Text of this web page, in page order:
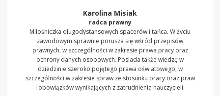
Karolina Misiak
radca prawny
Miłośniczka długodystansowych spacerów i tańca. W życiu
zawodowym sprawnie porusza się wśród przepisów
prawnych, w szczególności w zakresie prawa pracy oraz
ochrony danych osobowych. Posiada także wiedzę w
dziedzinie szeroko pojętego prawa oświatowego, w
szczególności w zakresie spraw ze stosunku pracy oraz praw
i obowiązków wynikających z zatrudnienia nauczycieli.